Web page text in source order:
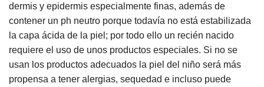
dermis y epidermis especialmente finas, además de
contener un ph neutro porque todavía no está estabilizada
la capa ácida de la piel; por todo ello un recién nacido
requiere el uso de unos productos especiales. Si no se
usan los productos adecuados la piel del niño será más
propensa a tener alergias, sequedad e incluso puede